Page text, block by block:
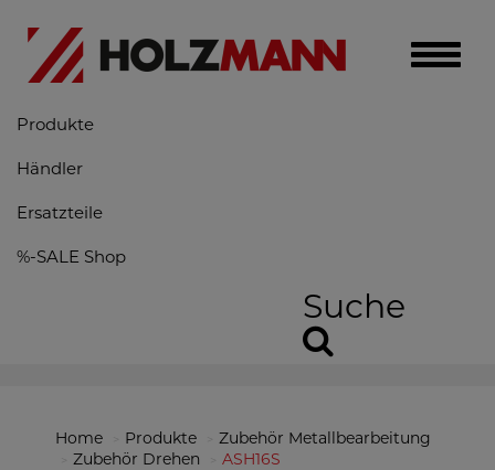
Toggle
Produkte
Händler
Ersatzteile
%-SALE Shop
Suche
Home Produkte
Zubehör Metallbearbeitung
Zubehör Drehen
ASH16S